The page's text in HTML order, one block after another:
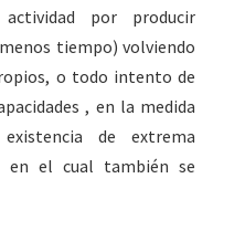
por producir
tiempo) volviendo
o todo intento de
, en la medida
de extrema
en el cual también se